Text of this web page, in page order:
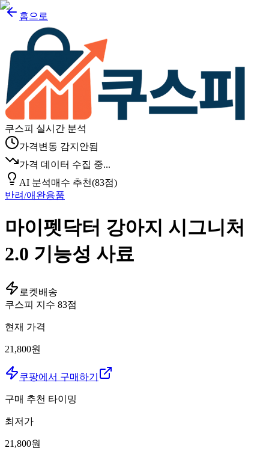
홈으로
쿠스피 실시간 분석
가격변동 감지안됨
가격 데이터 수집 중...
AI 분석매수 추천(83점)
반려/애완용품
마이펫닥터 강아지 시그니처
2.0 기능성 사료
로켓배송
쿠스피 지수 83점
현재 가격
21,800원
쿠팡에서 구매하기
구매 추천 타이밍
최저가
21,800원